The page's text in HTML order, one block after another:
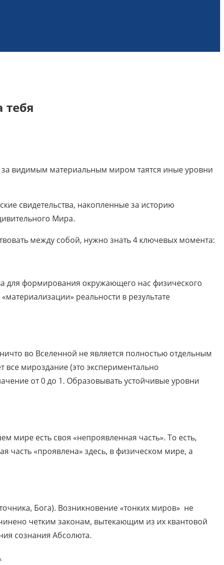
тебя
видимым материальным миром таятся иные уровни
свидетельства, накопленные за историю
Мира.
между собой, нужно знать 4 ключевых момента:
для формирования окружающего нас физического
реальности в результате
во Вселенной не является полностью отдельным
все мироздание (это экспериментально
от 0 до 1. Образовывать устойчивые уровни
мире есть своя «непроявленная часть». То есть,
часть «проявлена» здесь, в физическом мире, а
Бога). Возникновение «тонких миров» не
четким законам, вытекающим из их квантовой
сознания Абсолюта.